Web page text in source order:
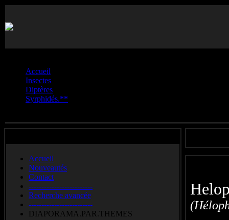
Accueil
Insectes
Diptères
Syrphidés.**
Accueil
Nouveautés
Contact
-------------------------
Recherche avancée
-------------------------
DIAPORAMA.PAR.THEMES